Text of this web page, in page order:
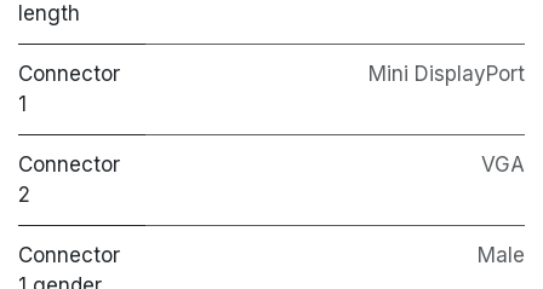
length
Connector
1
Mini DisplayPort
Connector
2
VGA
Connector
Male